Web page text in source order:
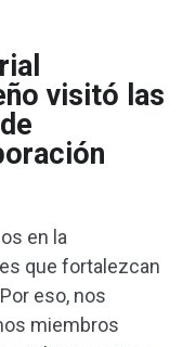
visitó las
en la
que fortalezcan
eso, nos
miembros